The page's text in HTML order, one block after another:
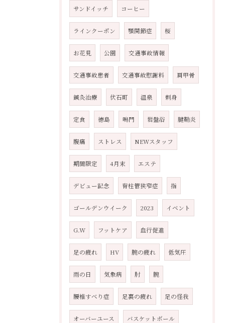
サンドイッチ コーヒー
ラインクーポン 顎関節症 桜
お花見 公園 交通事故情報
交通事故患者 交通事故慰謝料 肩甲骨
鍼灸治療 伏石町 温泉 刺身
定食 徳島 鳴門 岩盤浴 腱鞘炎
腹痛 ストレス NEWスタッフ
期間限定 4月末 エステ
デビュー記念 脊柱管狭窄症 指
ゴールデンウイーク 2023 イベント
G.W フットケア 血行促進
足の疲れ HV 腕の疲れ 低気圧
雨の日 気象病 肘 腕
腰椎すべり症 足裏の疲れ 足の怪我
オーバーユース バスケットボール